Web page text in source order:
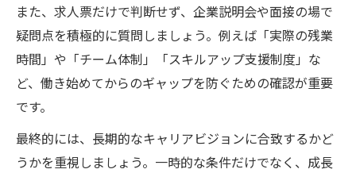
また、求人票だけで判断せず、企業説明会や面接の場で
疑問点を積極的に質問しましょう。例えば「実際の残業
時間」や「チーム体制」「スキルアップ支援制度」な
ど、働き始めてからのギャップを防ぐための確認が重要
です。
最終的には、長期的なキャリアビジョンに合致するかど
うかを重視しましょう。一時的な条件だけでなく、成長